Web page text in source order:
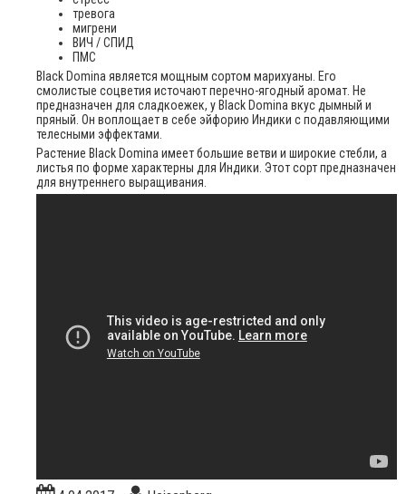
тревога
мигрени
ВИЧ / СПИД
ПМС
Black Domina является мощным сортом марихуаны. Его
смолистые соцветия источают перечно-ягодный аромат. Не
предназначен для сладкоежек, у Black Dominа вкус дымный и
пряный. Он воплощает в себе эйфорию Индики с подавляющими
телесными эффектами.
Растение Black Domina имеет большие ветви и широкие стебли, а
листья по форме характерны для Индики. Этот сорт предназначен
для внутреннего выращивания.